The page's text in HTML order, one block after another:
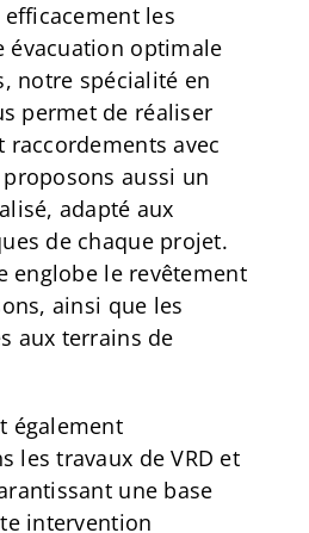
les
évacuation optimale
notre spécialité en
permet de réaliser
raccordements avec
aussi un
adapté aux
de chaque projet.
englobe le revêtement
ainsi que les
aux terrains de
également
les travaux de VRD et
une base
intervention